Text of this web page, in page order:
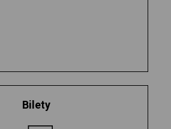
Bilety